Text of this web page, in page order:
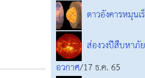
ดาวอังคารหมุนเ
ส่องวงปีสืบหาภั
อวกาศ/17 ธ.ค. 65